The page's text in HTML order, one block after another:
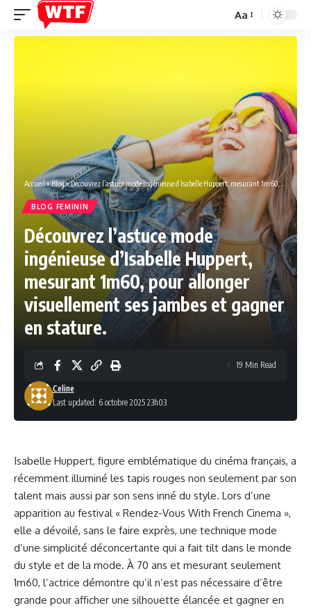
Font
Resizer
Aa
Accueil»Blog»Découvrez l’astuce mode ingénieuse d’Isabelle Huppert, mesurant 1m60, pour allonger visuellement ses jambes et gagner en stature.
BLOG FEMININ
Découvrez l’astuce mode
ingénieuse d’Isabelle Huppert,
mesurant 1m60, pour allonger
visuellement ses jambes et gagner
en stature.
Last updated: 6 octobre 2025 23h03
Celine
19 Min Read
Isabelle Huppert, figure emblématique du cinéma français, a
récemment illuminé les tapis rouges non seulement par son
talent mais aussi par son sens inné du style. Lors d’une
apparition au festival « Rendez-Vous With French Cinema »,
elle a dévoilé, sans le faire exprès, une technique mode
d’une simplicité déconcertante qui a fait tilt dans le monde
du style et de la mode. À 70 ans et mesurant seulement
1m60, l’actrice démontre qu’il n’est pas nécessaire d’être
grande pour afficher une silhouette élancée et gagner en